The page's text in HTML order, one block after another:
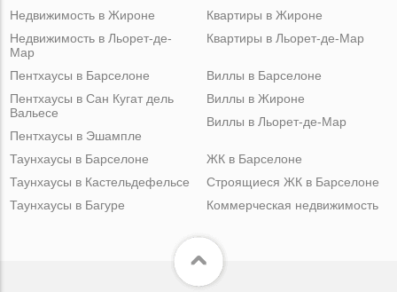
Недвижимость в Жироне
Недвижимость в Льорет-де-
Мар
Квартиры в Жироне
Квартиры в Льорет-де-Мар
Пентхаусы в Барселоне
Пентхаусы в Сан Кугат дель
Вальесе
Пентхаусы в Эшампле
Виллы в Барселоне
Виллы в Жироне
Виллы в Льорет-де-Мар
Таунхаусы в Барселоне
Таунхаусы в Кастельдефельсе
Таунхаусы в Багуре
ЖК в Барселоне
Строящиеся ЖК в Барселоне
Коммерческая недвижимость